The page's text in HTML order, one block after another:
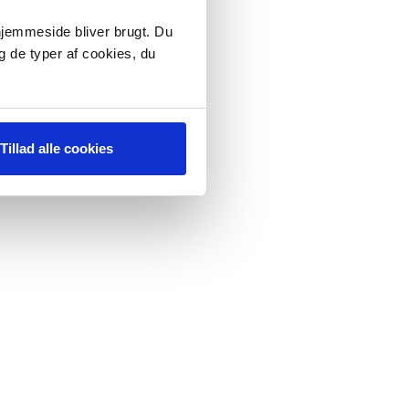
bliver brugt. Du
de typer af cookies, du
Tillad alle cookies